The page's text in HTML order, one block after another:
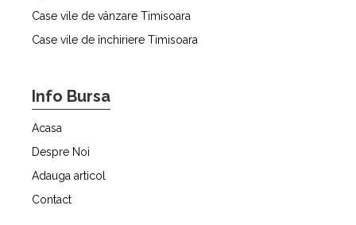
Case vile de vânzare Timisoara
Case vile de închiriere Timisoara
Info Bursa
Acasa
Despre Noi
Adauga articol
Contact